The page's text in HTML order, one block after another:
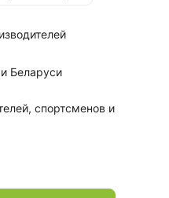
Беларуси
спортсменов и